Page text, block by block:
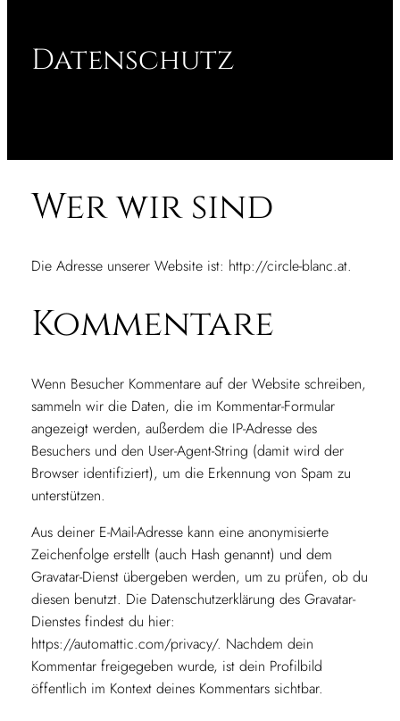
Datenschutz
Wer wir sind
Die Adresse unserer Website ist: http://circle-blanc.at.
Kommentare
Wenn Besucher Kommentare auf der Website schreiben,
sammeln wir die Daten, die im Kommentar-Formular
angezeigt werden, außerdem die IP-Adresse des
Besuchers und den User-Agent-String (damit wird der
Browser identifiziert), um die Erkennung von Spam zu
unterstützen.
Aus deiner E-Mail-Adresse kann eine anonymisierte
Zeichenfolge erstellt (auch Hash genannt) und dem
Gravatar-Dienst übergeben werden, um zu prüfen, ob du
diesen benutzt. Die Datenschutzerklärung des Gravatar-
Dienstes findest du hier:
https://automattic.com/privacy/. Nachdem dein
Kommentar freigegeben wurde, ist dein Profilbild
öffentlich im Kontext deines Kommentars sichtbar.